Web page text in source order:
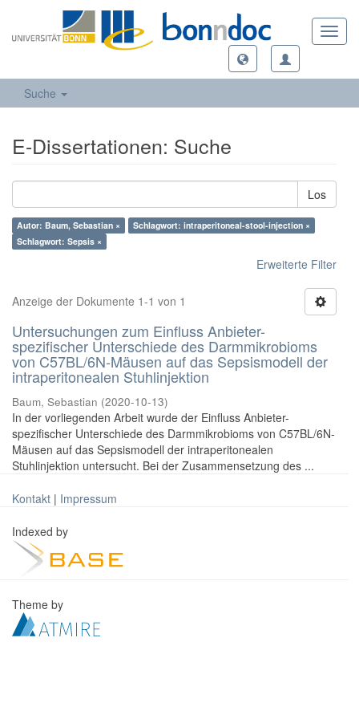
Suche
E-Dissertationen: Suche
Los
Autor: Baum, Sebastian ×
Schlagwort: intraperitoneal-stool-injection ×
Schlagwort: Sepsis ×
Erweiterte Filter
Anzeige der Dokumente 1-1 von 1
Untersuchungen zum Einfluss Anbieter-
spezifischer Unterschiede des Darmmikrobioms
von C57BL/6N-Mäusen auf das Sepsismodell der
intraperitonealen Stuhlinjektion
Baum, Sebastian (2020-10-13)
In der vorliegenden Arbeit wurde der Einfluss Anbieter-
spezifischer Unterschiede des Darmmikrobioms von C57BL/6N-
Mäusen auf das Sepsismodell der intraperitonealen
Stuhlinjektion untersucht. Bei der Zusammensetzung des ...
Kontakt | Impressum
Indexed by
Theme by